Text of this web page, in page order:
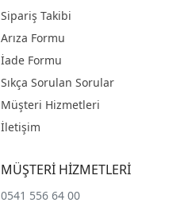
Sipariş Takibi
Arıza Formu
İade Formu
Sıkça Sorulan Sorular
Müşteri Hizmetleri
İletişim
MÜŞTERİ HİZMETLERİ
0541 556 64 00